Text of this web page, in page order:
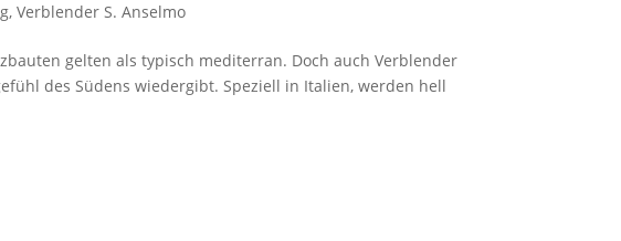
, Verblender S. Anselmo
gelten als typisch mediterran. Doch auch Verblender
des Südens wiedergibt. Speziell in Italien, werden hell